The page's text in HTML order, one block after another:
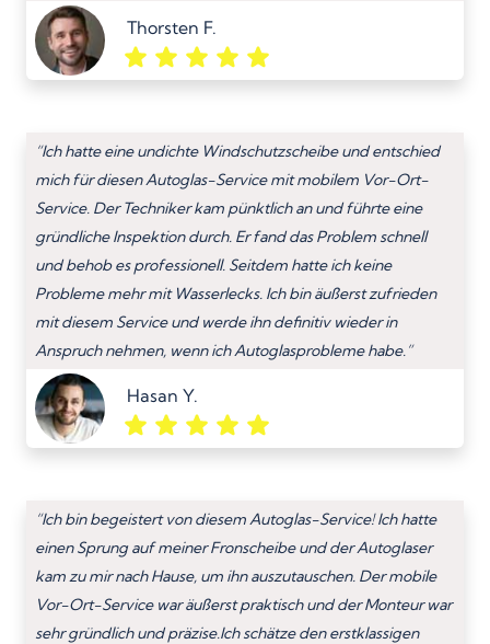
Thorsten F.
“Ich hatte eine undichte Windschutzscheibe und entschied
mich für diesen Autoglas-Service mit mobilem Vor-Ort-
Service. Der Techniker kam pünktlich an und führte eine
gründliche Inspektion durch. Er fand das Problem schnell
und behob es professionell. Seitdem hatte ich keine
Probleme mehr mit Wasserlecks. Ich bin äußerst zufrieden
mit diesem Service und werde ihn definitiv wieder in
Anspruch nehmen, wenn ich Autoglasprobleme habe.”
Hasan Y.
“Ich bin begeistert von diesem Autoglas-Service! Ich hatte
einen Sprung auf meiner Fronscheibe und der Autoglaser
kam zu mir nach Hause, um ihn auszutauschen. Der mobile
Vor-Ort-Service war äußerst praktisch und der Monteur war
sehr gründlich und präzise.Ich schätze den erstklassigen